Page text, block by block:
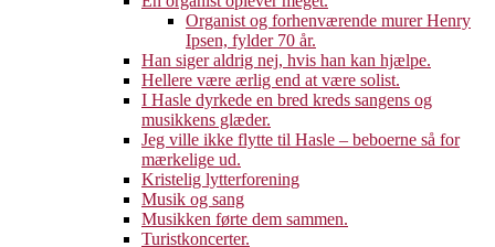
Organist og forhenværende murer Henry
Ipsen, fylder 70 år.
Han siger aldrig nej, hvis han kan hjælpe.
Hellere være ærlig end at være solist.
I Hasle dyrkede en bred kreds sangens og
musikkens glæder.
Jeg ville ikke flytte til Hasle – beboerne så for
mærkelige ud.
Kristelig lytterforening
Musik og sang
Musikken førte dem sammen.
Turistkoncerter.